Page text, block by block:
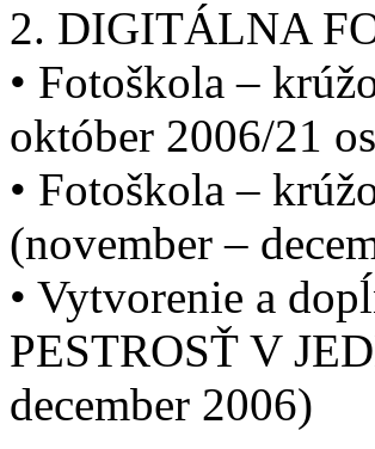
2. DIGITÁLNA
• Fotoškola –
október 2006/21
• Fotoškola –
(november –
• Vytvorenie a
PESTROSŤ V
december 2006)